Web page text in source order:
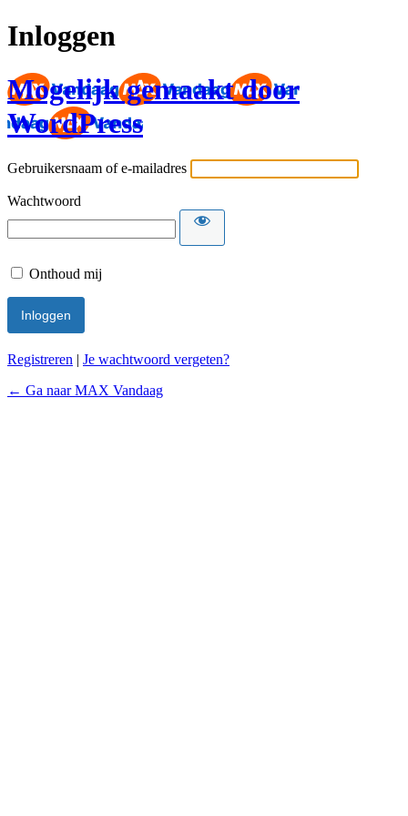
Inloggen
Mogelijk gemaakt door
WordPress
Gebruikersnaam of e-mailadres
Wachtwoord
Onthoud mij
Registreren | Je wachtwoord vergeten?
← Ga naar MAX Vandaag